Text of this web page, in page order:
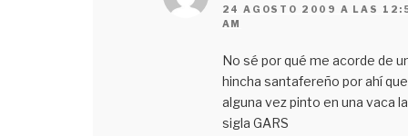
24 AGOSTO 2009 A LAS
AM
No sé por qué me acorde de
hincha santafereño por ahí que
alguna vez pinto en una vaca la
sigla GARS